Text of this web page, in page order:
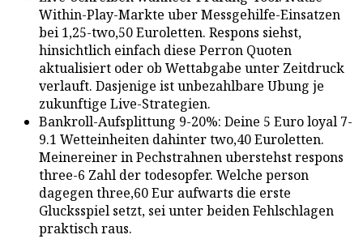
Within-Play-Markte uber Messgehilfe-Einsatzen
bei 1,25-two,50 Euroletten. Respons siehst,
hinsichtlich einfach diese Perron Quoten
aktualisiert oder ob Wettabgabe unter Zeitdruck
verlauft. Dasjenige ist unbezahlbare Ubung je
zukunftige Live-Strategien.
Bankroll-Aufsplittung 9-20%: Deine 5 Euro loyal 7-
9.1 Wetteinheiten dahinter two,40 Euroletten.
Meinereiner in Pechstrahnen uberstehst respons
three-6 Zahl der todesopfer. Welche person
dagegen three,60 Eur aufwarts die erste
Glucksspiel setzt, sei unter beiden Fehlschlagen
praktisch raus.